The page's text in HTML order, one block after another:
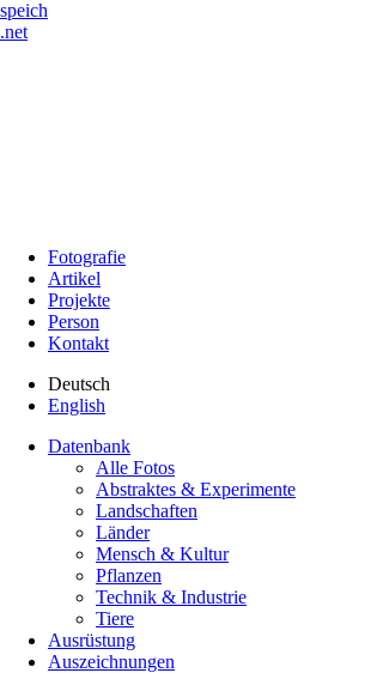
speich
.net
Fotografie
Artikel
Projekte
Person
Kontakt
Deutsch
English
Datenbank
Alle Fotos
Abstraktes & Experimente
Landschaften
Länder
Mensch & Kultur
Pflanzen
Technik & Industrie
Tiere
Ausrüstung
Auszeichnungen